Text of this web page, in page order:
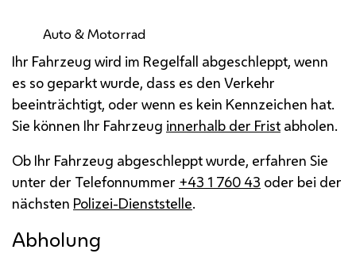
Auto & Motorrad
Ihr Fahrzeug wird im Regelfall abgeschleppt, wenn
es so geparkt wurde, dass es den Verkehr
beeinträchtigt, oder wenn es kein Kennzeichen hat.
Sie können Ihr Fahrzeug innerhalb der Frist abholen.
Ob Ihr Fahrzeug abgeschleppt wurde, erfahren Sie
unter der Telefonnummer +43 1 760 43 oder bei der
nächsten Polizei-Dienststelle.
Abholung